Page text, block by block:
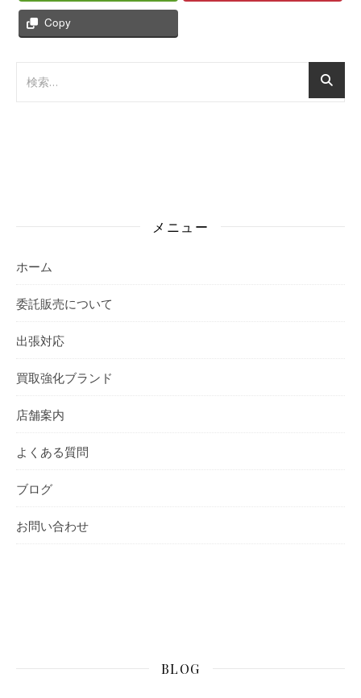
Copy
メニュー
ホーム
委託販売について
出張対応
買取強化ブランド
店舗案内
よくある質問
ブログ
お問い合わせ
BLOG